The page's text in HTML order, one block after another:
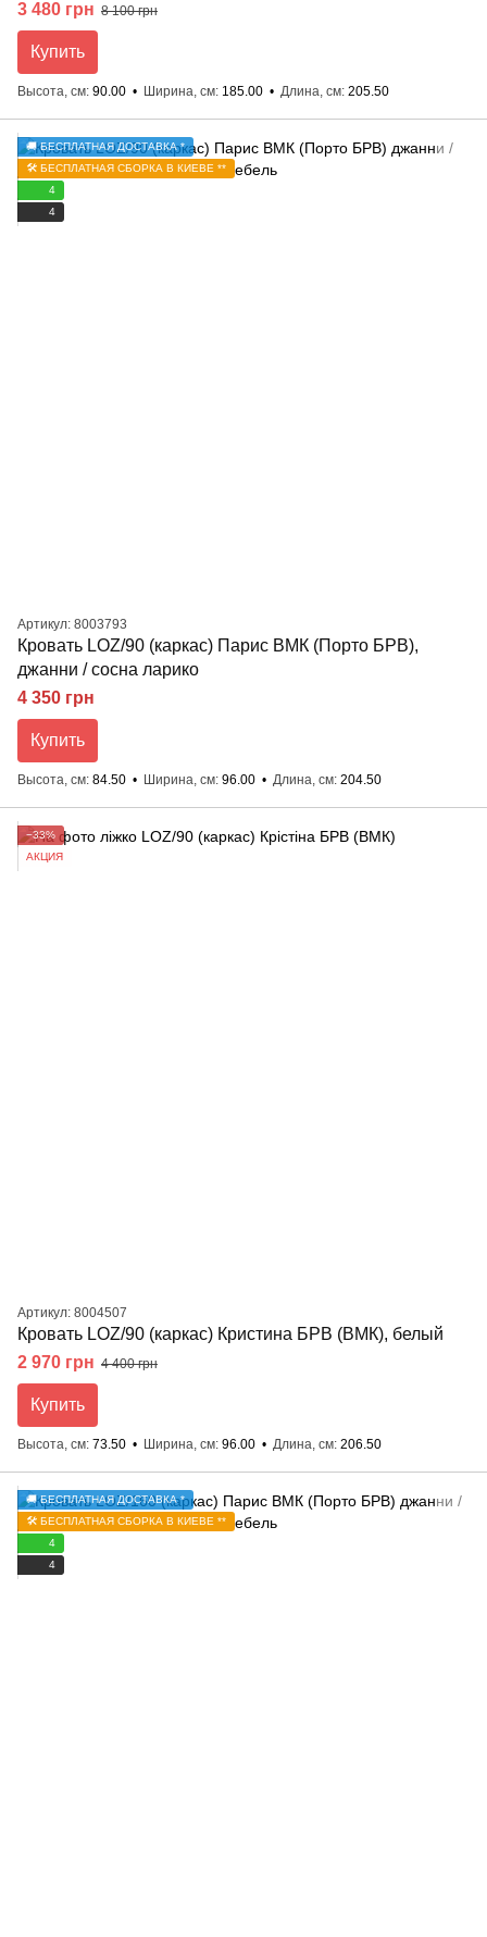
3 480 грн 8 100 грн
Купить
Высота, см 90.00 Ширина, см 185.00 Длина, см 205.50
🚚 БЕСПЛАТНАЯ ДОСТАВКА *
🛠️ БЕСПЛАТНАЯ СБОРКА В КИЕВЕ **
4
4
Артикул: 8003793
Кровать LOZ/90 (каркас) Парис ВМК (Порто БРВ),
джанни / сосна ларико
4 350 грн
Купить
Высота, см 84.50 Ширина, см 96.00 Длина, см 204.50
−33%
АКЦИЯ
Артикул: 8004507
Кровать LOZ/90 (каркас) Кристина БРВ (ВМК), белый
2 970 грн 4 400 грн
Купить
Высота, см 73.50 Ширина, см 96.00 Длина, см 206.50
🚚 БЕСПЛАТНАЯ ДОСТАВКА *
🛠️ БЕСПЛАТНАЯ СБОРКА В КИЕВЕ **
4
4